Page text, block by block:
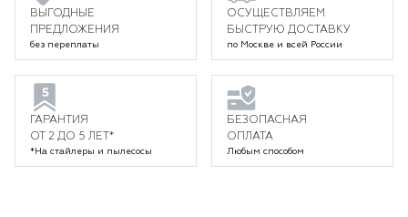
ВЫГОДНЫЕ
ПРЕДЛОЖЕНИЯ
без переплаты
ОСУЩЕСТВЛЯЕМ
БЫСТРУЮ ДОСТАВКУ
по Москве и всей России
ГАРАНТИЯ
ОТ 2 ДО 5 ЛЕТ*
*На стайлеры и пылесосы
БЕЗОПАСНАЯ
ОПЛАТА
Любым способом